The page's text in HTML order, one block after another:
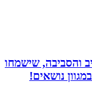
שישמחו
נושאים!